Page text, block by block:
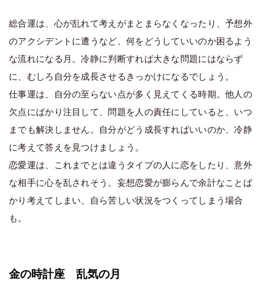
総合運は、心が乱れて考えがまとまらなくなったり、予想外
のアクシデントに遭うなど、何をどうしていいのか困るよう
な流れになる月。冷静に判断すれば大きな問題にはならず
に、むしろ自分を成長させるきっかけになるでしょう。
仕事運は、自分の至らない点が多く見えてくる時期。他人の
欠点にばかり注目して、問題を人の責任にしていると、いつ
までも解決しません。自分がどう成長すればいいのか、冷静
に考えて答えを見つけましょう。
恋愛運は、これまでとは違うタイプの人に恋をしたり、意外
な相手に心を乱されそう。妄想恋愛が膨らんで余計なことば
かり考えてしまい、自ら苦しい状況をつくってしまう場合
も。
金の時計座 乱気の月